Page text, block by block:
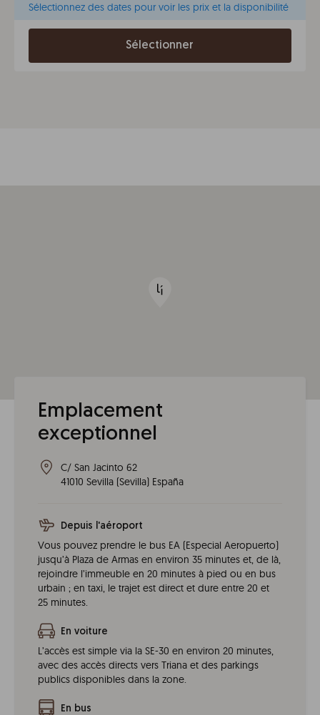
Sélectionnez des dates pour voir les prix et la disponibilité
Sélectionner
Emplacement
exceptionnel
C/ San Jacinto 62
41010 Sevilla (Sevilla) España
Depuis l'aéroport
Vous pouvez prendre le bus EA (Especial Aeropuerto)
jusqu’à Plaza de Armas en environ 35 minutes et, de là,
rejoindre l’immeuble en 20 minutes à pied ou en bus
urbain ; en taxi, le trajet est direct et dure entre 20 et
25 minutes.
En voiture
L’accès est simple via la SE-30 en environ 20 minutes,
avec des accès directs vers Triana et des parkings
publics disponibles dans la zone.
En bus